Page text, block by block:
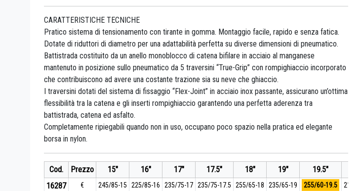
CARATTERISTICHE TECNICHE
Pratico sistema di tensionamento con tirante in gomma. Montaggio facile, rapido e senza fatica.
Dotate di riduttori di diametro per una adattabilità perfetta su diverse dimensioni di pneumatico.
Battistrada costituito da un anello monoblocco di catena bifilare in acciaio al manganese
mantenuto in posizione sullo pneumatico da 5 traversini “True-Grip” con rompighiaccio incorporato
che contribuiscono ad avere una costante trazione sia su neve che ghiaccio.
I traversini dotati del sistema di fissaggio “Flex-Joint” in acciaio inox passante, assicurano un’ottima
flessibilità tra la catena e gli inserti rompighiaccio garantendo una perfetta aderenza tra
battistrada, catena ed asfalto.
Completamente ripiegabili quando non in uso, occupano poco spazio nella pratica ed elegante
borsa in nylon.
Cod. Prezzo 15" 16" 17" 17.5" 18" 19" 19.5"
16287
€
245/85-15
225/85-16
235/75-17 235/75-17.5
255/65-18
235/65-19
255/60-19.5
215/